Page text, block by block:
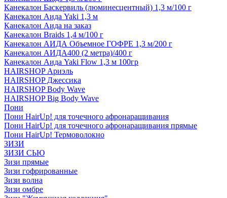
Канекалон Баскервиль (люминесцентный) 1,3 м/100 г
Канекалон Аида Yaki 1,3 м
Канекалон Аида на заказ
Канекалон Braids 1,4 м/100 г
Канекалон АИДА Объемное ГОФРЕ 1,3 м/200 г
Канекалон АИДА400 (2 метра)/400 г
Канекалон Аида Yaki Flow 1,3 м 100гр
HAIRSHOP Ариэль
HAIRSHOP Джессика
HAIRSHOP Body Wave
HAIRSHOP Big Body Wave
Пони
Пони HairUp! для точечного афронаращивания
Пони HairUp! для точечного афронаращивания прямые
Пони HairUp! Термоволокно
ЗИЗИ
ЗИЗИ СЬЮ
Зизи прямые
Зизи гофрированные
Зизи волна
Зизи омбре